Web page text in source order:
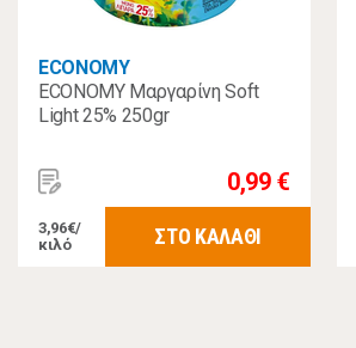
ECONOMY
ECONOMY Μαργαρίνη Soft
Light 25% 250gr
0,99 €
3,96€/
κιλό
ΣΤΟ ΚΑΛΑΘΙ